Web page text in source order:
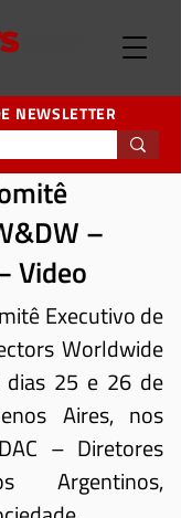
NEWSLETTER
–
Video
Executivo de
Worldwide
dias 25 e 26 de
Aires, nos
– Diretores
Argentinos,